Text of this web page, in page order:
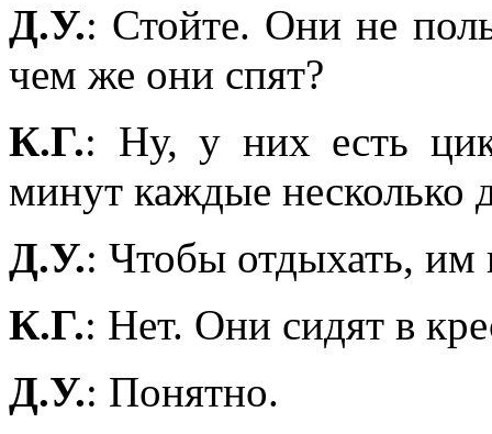
Д.У.: Стойте. Они не
чем же они спят?
К.Г.: Ну, у них есть
минут каждые несколько
Д.У.: Чтобы отдыхать,
К.Г.: Нет. Они сидят в
Д.У.: Понятно.